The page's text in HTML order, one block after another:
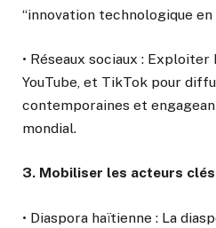
“innovation technologique en
• Réseaux sociaux :
YouTube, et TikTok pour
contemporaines et
mondial.
3. Mobiliser les acteurs clés
• Diaspora haïtienne : La